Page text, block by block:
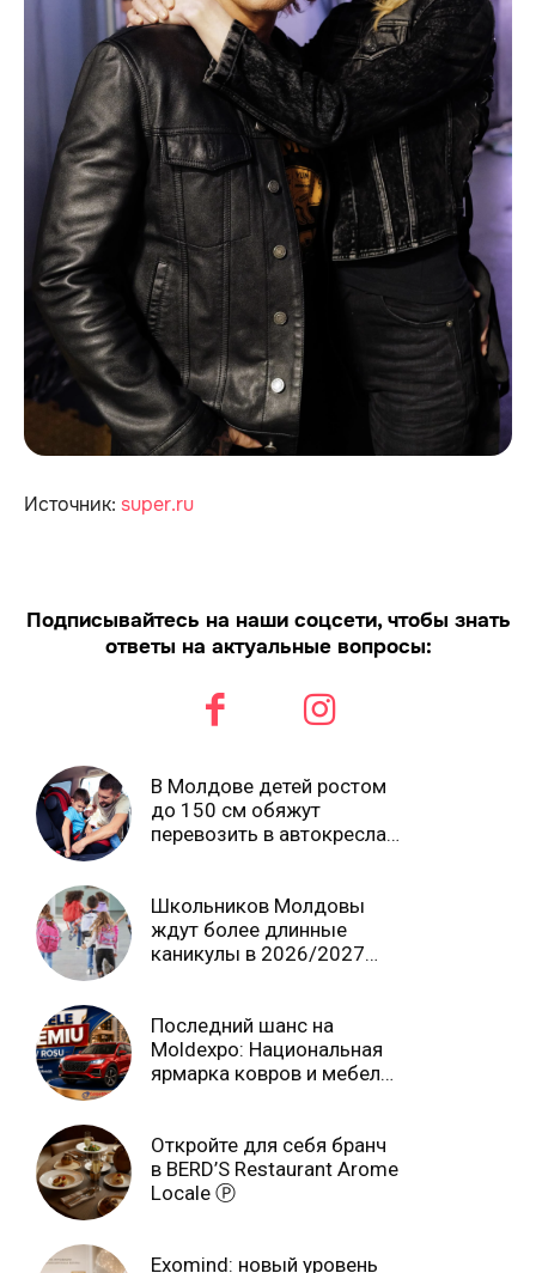
Источник: super.ru
Подписывайтесь на наши соцсети, чтобы знать
ответы на актуальные вопросы:
В Молдове детей ростом
до 150 см обяжут
перевозить в автокреслах
Школьников Молдовы
ждут более длинные
каникулы в 2026/2027
Последний шанс на
Moldexpo: Национальная
ярмарка ковров и мебели
Откройте для себя бранч
в BERD’S Restaurant Arome
Locale Ⓟ
Exomind: новый уровень